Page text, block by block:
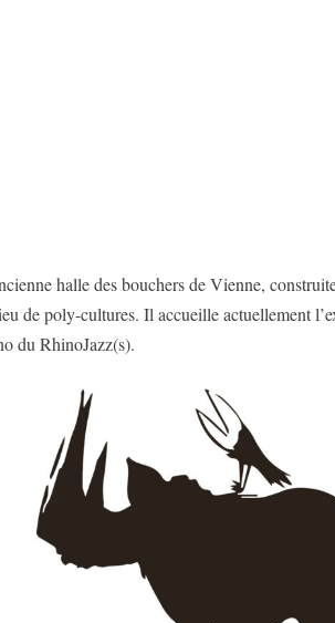
halle des bouchers de Vienne,
de poly-cultures. Il accueille actuellement
du RhinoJazz(s).